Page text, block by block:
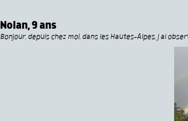
Nolan, 9 ans
Bonjour, depuis chez moi, dans les Hautes-Alpes, j ai